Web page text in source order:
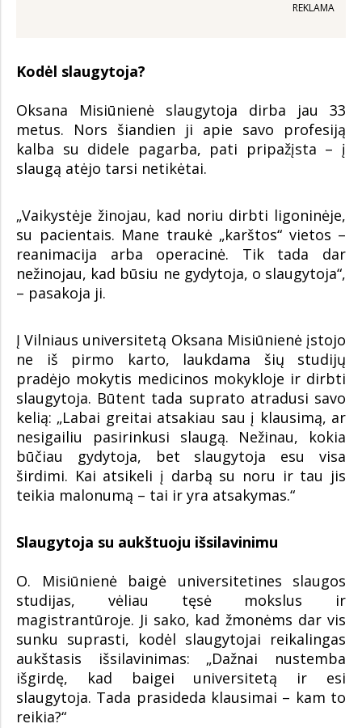
REKLAMA
Kodėl slaugytoja?
Oksana Misiūnienė slaugytoja dirba jau 33
metus. Nors šiandien ji apie savo profesiją
kalba su didele pagarba, pati pripažįsta – į
slaugą atėjo tarsi netikėtai.
„Vaikystėje žinojau, kad noriu dirbti ligoninėje,
su pacientais. Mane traukė „karštos“ vietos –
reanimacija arba operacinė. Tik tada dar
nežinojau, kad būsiu ne gydytoja, o slaugytoja“,
– pasakoja ji.
Į Vilniaus universitetą Oksana Misiūnienė įstojo
ne iš pirmo karto, laukdama šių studijų
pradėjo mokytis medicinos mokykloje ir dirbti
slaugytoja. Būtent tada suprato atradusi savo
kelią: „Labai greitai atsakiau sau į klausimą, ar
nesigailiu pasirinkusi slaugą. Nežinau, kokia
būčiau gydytoja, bet slaugytoja esu visa
širdimi. Kai atsikeli į darbą su noru ir tau jis
teikia malonumą – tai ir yra atsakymas.“
Slaugytoja su aukštuoju išsilavinimu
O. Misiūnienė baigė universitetines slaugos
studijas, vėliau tęsė mokslus ir
magistrantūroje. Ji sako, kad žmonėms dar vis
sunku suprasti, kodėl slaugytojai reikalingas
aukštasis išsilavinimas: „Dažnai nustemba
išgirdę, kad baigei universitetą ir esi
slaugytoja. Tada prasideda klausimai – kam to
reikia?“